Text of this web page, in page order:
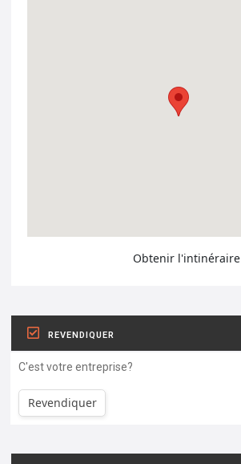
Obtenir l'intinéraire
REVENDIQUER
C'est votre entreprise?
Revendiquer